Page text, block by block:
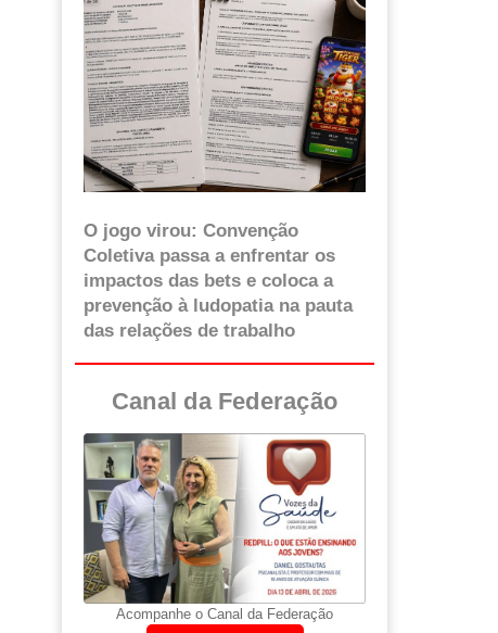
O jogo virou: Convenção
Coletiva passa a enfrentar os
impactos das bets e coloca a
prevenção à ludopatia na pauta
das relações de trabalho
Canal da Federação
Acompanhe o Canal da Federação